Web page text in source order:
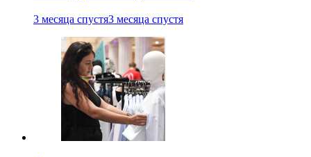
3 месяца спустя3 месяца спустя